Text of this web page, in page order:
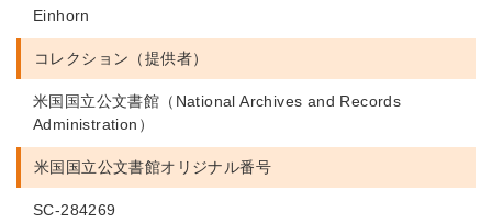
Einhorn
コレクション（提供者）
米国国立公文書館（National Archives and Records
Administration）
米国国立公文書館オリジナル番号
SC-284269